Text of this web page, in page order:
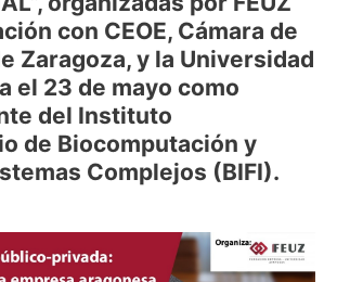
con CEOE, Cámara de
Zaragoza, y la Universidad
el 23 de mayo como
del Instituto
de Biocomputación y
Complejos (BIFI).